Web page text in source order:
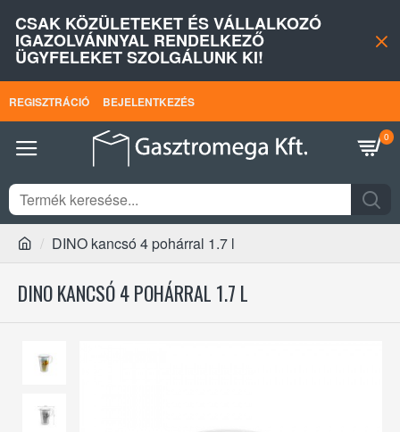
CSAK KÖZÜLETEKET ÉS VÁLLALKOZÓ
IGAZOLVÁNNYAL RENDELKEZŐ
ÜGYFELEKET SZOLGÁLUNK KI!
REGISZTRÁCIÓ BEJELENTKEZÉS
0
DINO kancsó 4 pohárral 1.7 l
DINO KANCSÓ 4 POHÁRRAL 1.7 L